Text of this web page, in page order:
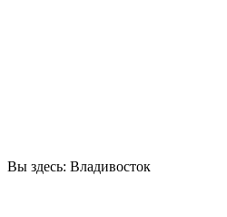
Вы здесь: Владивосток